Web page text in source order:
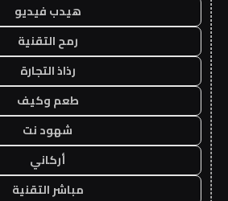
هيدب فيديو
رمح التقنية
رذاذ التجارة
طعم وكيف
شهود نت
أركاني
مباشر التقنية